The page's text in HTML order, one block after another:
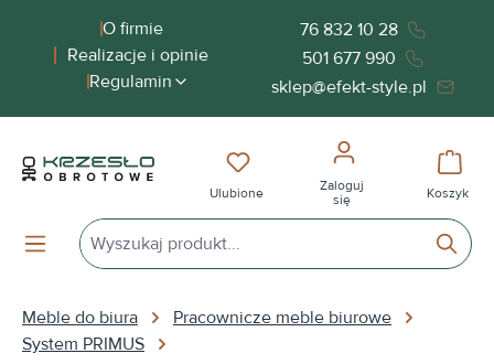
zawartościO firmie
Realizacje i opinie
Regulamin
76 832 10 28
501 677 990
sklep@efekt-style.pl
Masz 0 przedmioty na liście
Ulubione
Zaloguj
się
Koszyk
Meble do biura
Pracownicze meble biurowe
System PRIMUS